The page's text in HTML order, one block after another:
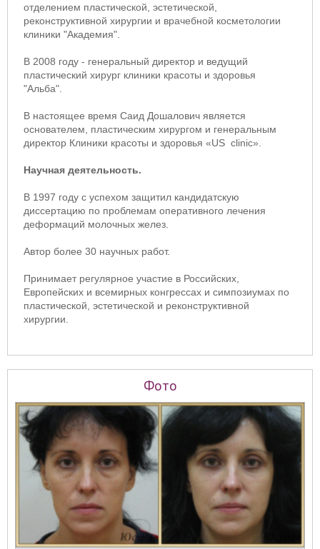
отделением пластической, эстетической,
реконструктивной хирургии и врачебной косметологии
клиники "Академия".
В 2008 году - генеральный директор и ведущий
пластический хирург клиники красоты и здоровья
"Альба".
В настоящее время Саид Дошалович является
основателем, пластическим хирургом и генеральным
директор Клиники красоты и здоровья «US clinic».
Научная деятельность.
В 1997 году с успехом защитил кандидатскую
диссертацию по проблемам оперативного лечения
деформаций молочных желез.
Автор более 30 научных работ.
Принимает регулярное участие в Российских,
Европейских и всемирных конгрессах и симпозиумах по
пластической, эстетической и реконструктивной
хирургии.
Фото